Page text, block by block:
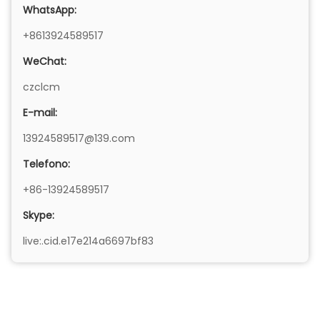
WhatsApp:
+8613924589517
WeChat:
czclcm
E-mail:
13924589517@139.com
Telefono:
+86-13924589517
Skype:
live:.cid.e17e214a6697bf83